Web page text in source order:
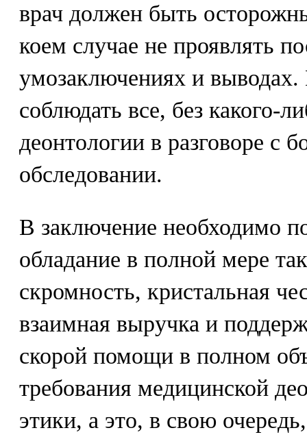
врач должен быть
коем случае не проявлять
умозаключениях и
соблюдать все, без какого-
деонтологии в разговоре с
обследовании.
В заключение необходимо
обладание в полной мере
скромность, кристальная
взаимная выручка и
скорой помощи в полном
требования медицинской
этики, а это, в свою